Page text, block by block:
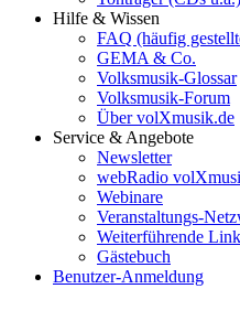
Hilfe & Wissen
FAQ (häufig
GEMA & Co.
Volksmusik-Glossar
Volksmusik-Forum
Über volXmusik.de
Service & Angebote
Newsletter
webRadio
Webinare
Veranstaltungs-
Weiterführende
Gästebuch
Benutzer-Anmeldung